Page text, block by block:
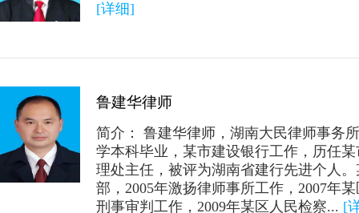
[详细]
鲁建华律师
简介： 鲁建华律师，湖南大民律师事务
学本科毕业，某市建设银行工作，历任
理处主任，被评为湖南省建行先进个人
部，2005年激扬律师事所工作，2007年
刑事审判工作，2009年某区人民检察... [